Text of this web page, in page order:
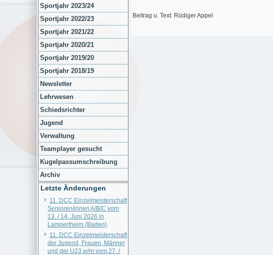
Sportjahr 2023/24
Sportjahr 2022/23
Sportjahr 2021/22
Sportjahr 2020/21
Sportjahr 2019/20
Sportjahr 2018/19
Newsletter
Lehrwesen
Schiedsrichter
Jugend
Verwaltung
Teamplayer gesucht
Kugelpassumschreibung
Archiv
Letzte Änderungen
11. DCC Einzelmeisterschaft
Senioren/innen A/B/C vom
13. / 14. Juni 2026 in
Lampertheim (Baden)
11. DCC Einzelmeisterschaft
der Jugend, Frauen, Männer
und der U23 w/m vom 27. /
Beitrag u. Text: Rüdiger Appel